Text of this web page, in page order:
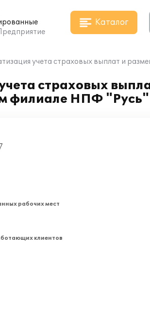
Каталог
учета страховых выплат и
страховых
филиале НПФ "Русь"
рабочих мест
клиентов